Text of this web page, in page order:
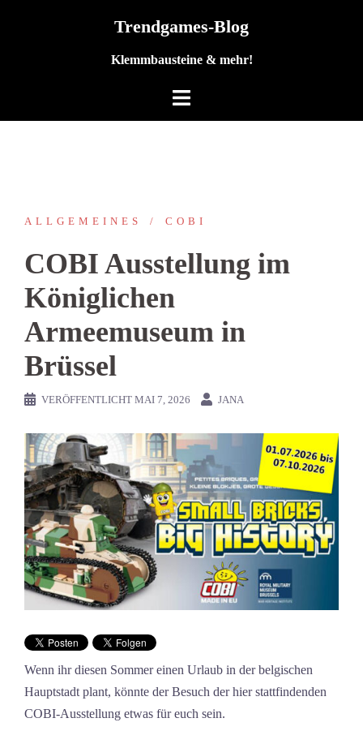
Trendgames-Blog
Klemmbausteine & mehr!
ALLGEMEINES COBI
COBI Ausstellung im
Königlichen
Armeemuseum in
Brüssel
VERÖFFENTLICHT MAI 7, 2026 JANA
Wenn ihr diesen Sommer einen Urlaub in der belgischen
Hauptstadt plant, könnte der Besuch der hier stattfindenden
COBI-Ausstellung etwas für euch sein.